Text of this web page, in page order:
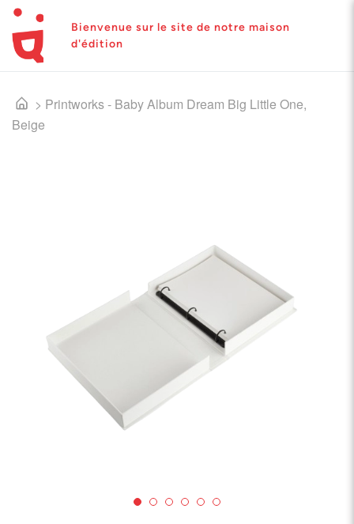
Bienvenue sur le site de notre maison
d'édition
> Printworks - Baby Album Dream Big Little One,
Beige